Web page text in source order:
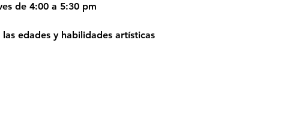
de 4:00 a 5:30 pm
edades y habilidades artísticas